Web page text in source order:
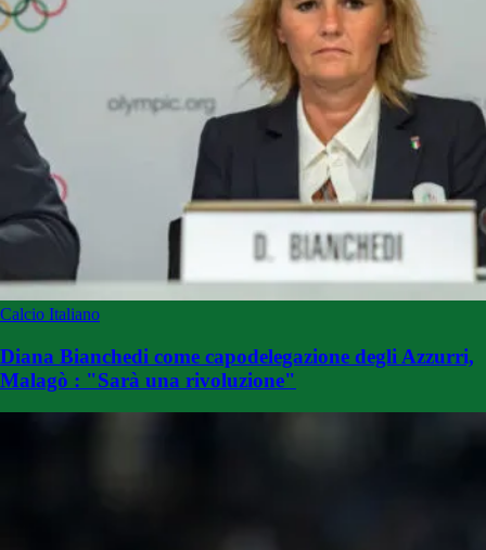
Calcio Italiano
Diana Bianchedi come capodelegazione degli Azzurri,
Malagò : "Sarà una rivoluzione"